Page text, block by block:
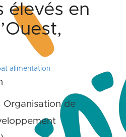
élevés en
alimentation
Organisation de